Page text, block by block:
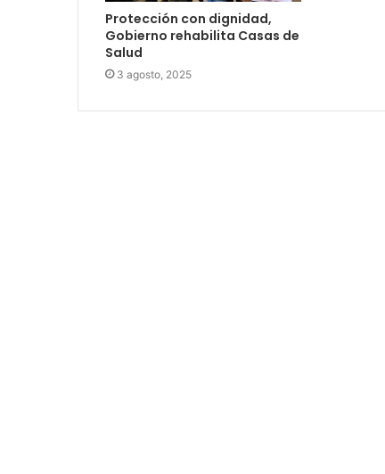
Protección con dignidad,
Gobierno rehabilita Casas de
Salud
3 agosto, 2025